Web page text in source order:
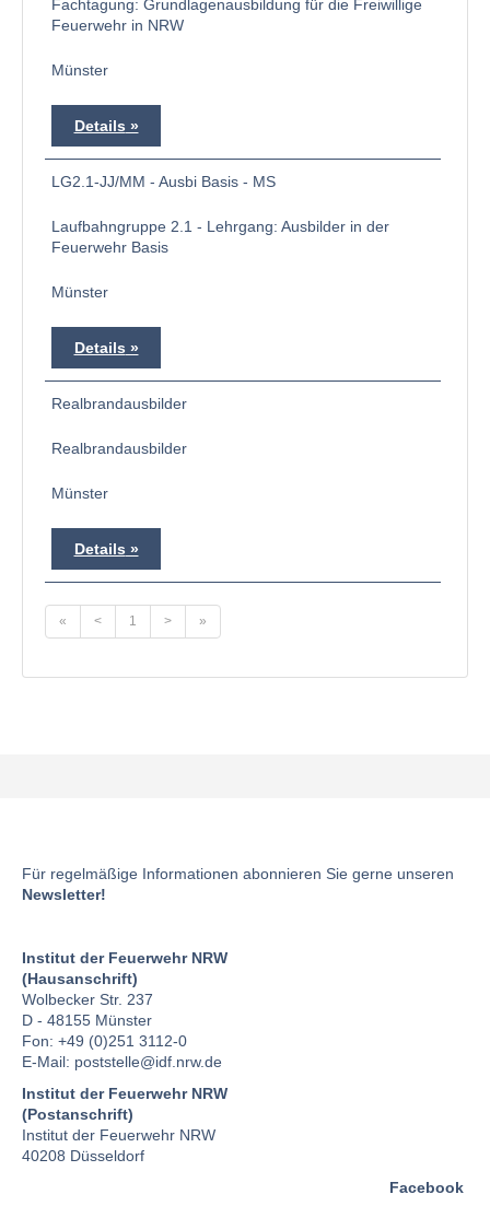
Fachtagung: Grundlagenausbildung für die Freiwillige
Feuerwehr in NRW
Münster
Details
LG2.1-JJ/MM - Ausbi Basis - MS
Laufbahngruppe 2.1 - Lehrgang: Ausbilder in der
Feuerwehr Basis
Münster
Details
Realbrandausbilder
Realbrandausbilder
Münster
Details
« < 1 > »
Für regelmäßige Informationen abonnieren Sie gerne unseren
Newsletter!
Institut der Feuerwehr NRW
(Hausanschrift)
Wolbecker Str. 237
D - 48155 Münster
Fon: +49 (0)251 3112-0
E-Mail: poststelle@idf.nrw.de
Institut der Feuerwehr NRW
(Postanschrift)
Institut der Feuerwehr NRW
40208 Düsseldorf
Facebook